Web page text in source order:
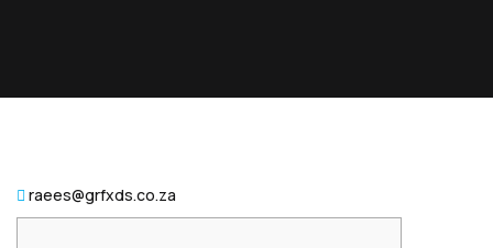
raees@grfxds.co.za